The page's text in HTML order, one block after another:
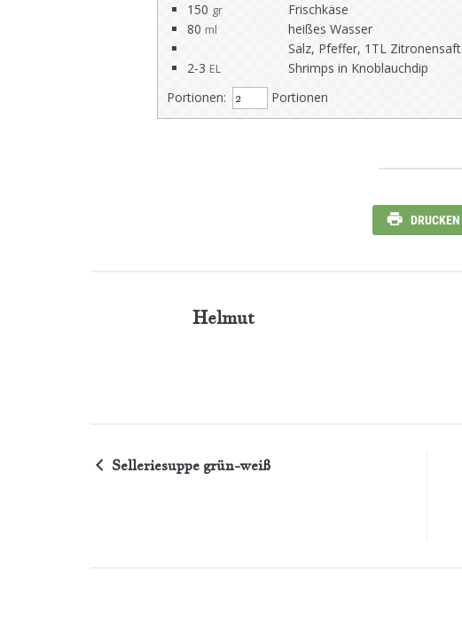
150 gr
Frischkäse
80 ml
heißes Wasser
Salz, Pfeffer, 1TL Zitronensaft
2-3 EL
Shrimps in Knoblauchdip
Portionen:
Portionen
DRUCKEN
Helmut
Selleriesuppe grün-weiß